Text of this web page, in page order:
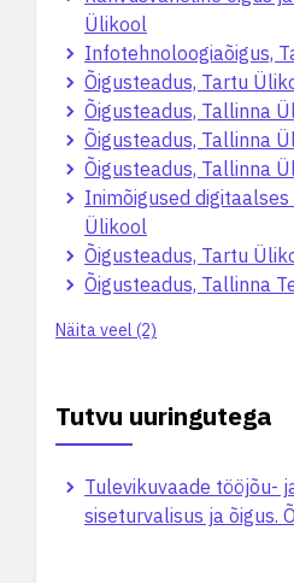
Ülikool
Infotehnoloogiaõigus,
Õigusteadus, Tartu
Õigusteadus, Tallinna
Õigusteadus, Tallinna
Õigusteadus, Tallinna
Inimõigused
Ülikool
Õigusteadus, Tartu
Õigusteadus, Tallinna
Näita veel (2)
Tutvu uuringutega
Tulevikuvaade tööjõu-
siseturvalisus ja õigus.